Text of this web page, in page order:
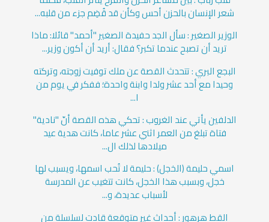
شعر الإنسان بالحزن أحس وكأن قد قُضِم جزء من قلبه...
الوزير الصغير : سأل الجد حفيدة الصغير "أحمد" قائلا: ماذا
تريد أن تصبح عندما تكبر؟ فقال: أريد أن أكون وزير...
البجع البري : تتحدث القصة عن ملك توفيت زوجته، وتركته
وحيدا مع أحد عشر ولدا وابنة واحدة؛ ففكر في يوم من
ا...
الدلفين يأتي عند الغروب : تحكي هذه القصة أنّ "نادية"
فتاة تبلغ من العمر اثني عشر عاما، كانت هدية عيد
ميلادها لذلك ال...
اسمي حليمة (الخجل) : حليمة لا تُحب اسمها، ويسبب لها
خجل، وبسبب هذا الخجل، كانت تتغيب عن المدرسة
لأسباب عديدة، و...
القط هرهور : أحداث غير متوقعة قادت لسلسلة من